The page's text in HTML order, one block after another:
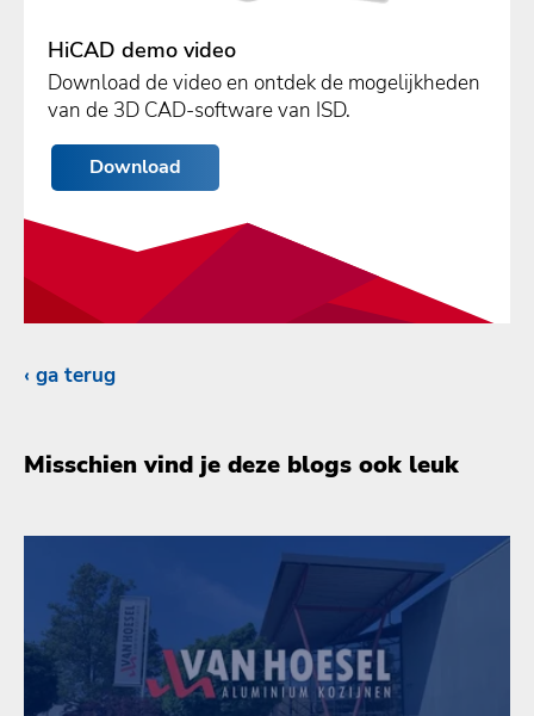
HiCAD demo video
Download de video en ontdek de mogelijkheden
van de 3D CAD-software van ISD.
Download
ga terug
Misschien vind je deze blogs ook leuk